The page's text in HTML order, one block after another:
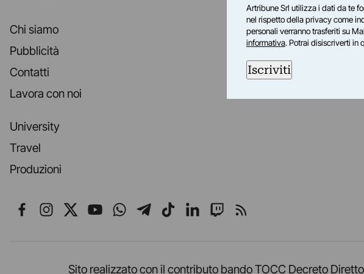
Chi siamo
Pubblicità
Contatti
Lavora con noi
University
Travel
Produzioni
Seguici su Facebook
Seguici su Instagram
Seguici su X
Seguici su YouTube
Seguici su WhatsApp
Seguici su Telegram
Seguici su TikTok
Seguici su LinkedIn
Seguici su Twitch
Seguici su Rss
Sito realizzato con il contributo bando TOCC Decreto
Artribune Srl utilizza i dati da te
nel rispetto della privacy come
personali verranno trasferiti su
informativa. Potrai disiscriverti in
Iscriviti